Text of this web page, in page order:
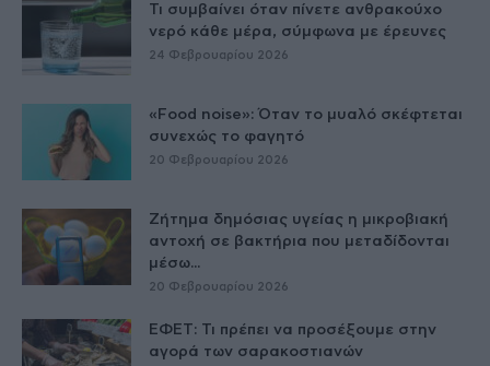
Τι συμβαίνει όταν πίνετε ανθρακούχο
νερό κάθε μέρα, σύμφωνα με έρευνες
24 Φεβρουαρίου 2026
«Food noise»: Όταν το μυαλό σκέφτεται
συνεχώς το φαγητό
20 Φεβρουαρίου 2026
Ζήτημα δημόσιας υγείας η μικροβιακή
αντοχή σε βακτήρια που μεταδίδονται
μέσω...
20 Φεβρουαρίου 2026
ΕΦΕΤ: Τι πρέπει να προσέξουμε στην
αγορά των σαρακοστιανών